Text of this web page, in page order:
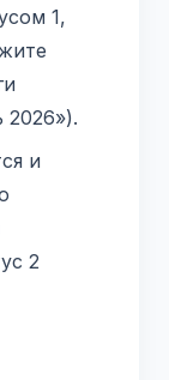
1,
2026»).
и
2